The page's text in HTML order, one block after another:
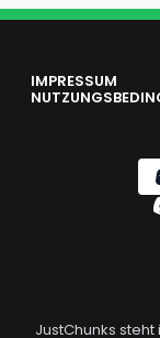
IMPRESSUM
JustChunks